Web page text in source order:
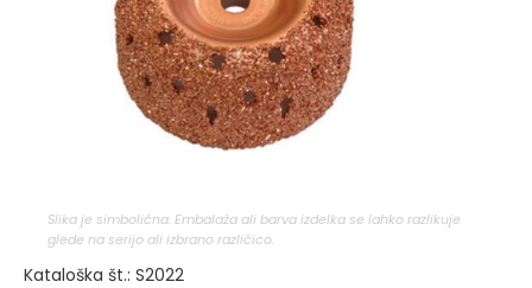
Slika je simbolična. Embalaža ali barva izdelka se lahko razlikuje
glede na serijo ali izbrano različico.
Kataloška št.: S2022